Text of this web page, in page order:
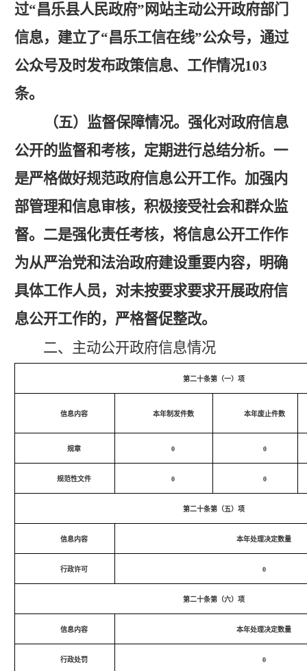
过“昌乐县人民政府”网站主动公开政府部门
信息，建立了“昌乐工信在线”公众号，通过
公众号及时发布政策信息、工作情况103
条。
（五）监督保障情况。 强化对政府信息
公开的监督和考核，定期进行总结分析。一
是严格做好规范政府信息公开工作。加强内
部管理和信息审核，积极接受社会和群众监
督。二是强化责任考核，将信息公开工作作
为从严治党和法治政府建设重要内容，明确
具体工作人员，对未按要求要求开展政府信
息公开工作的，严格督促整改。
二、主动公开政府信息情况
第二十条第（一）项
信息内容 本年制发件数 本年废止件数
规章 0 0
规范性文件 0 0
第二十条第（五）项
信息内容 本年处理决定数量
行政许可 0
第二十条第（六）项
信息内容 本年处理决定数量
行政处罚 0